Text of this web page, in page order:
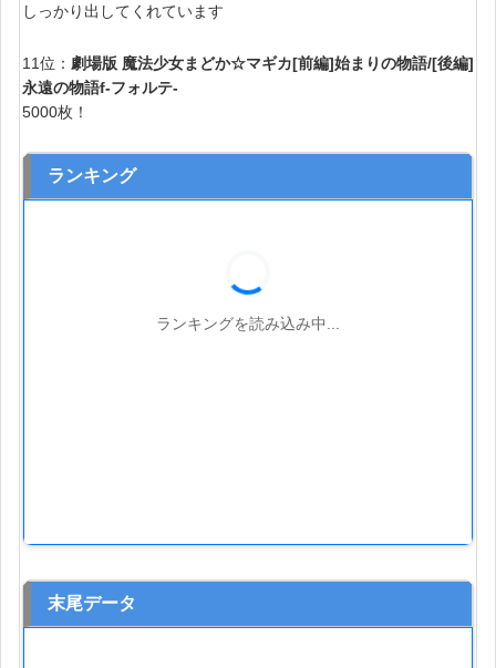
しっかり出してくれています
11位： 劇場版 魔法少女まどか☆マギカ[前編]始まりの物語/[後編]
永遠の物語f‐フォルテ‐
5000枚！
ランキング
ランキングを読み込み中...
末尾データ